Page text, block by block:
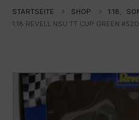
STARTSEITE SHOP 1:18,
1:18 REVELL NSU TT CUP GREEN